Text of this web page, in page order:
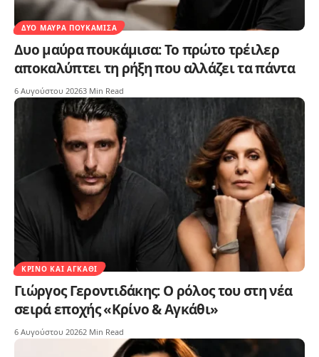
ΔΥΟ ΜΑΎΡΑ ΠΟΥΚΆΜΙΣΑ
Δυο μαύρα πουκάμισα: Το πρώτο τρέιλερ
αποκαλύπτει τη ρήξη που αλλάζει τα πάντα
6 Αυγούστου 20263 Min Read
ΚΡΊΝΟ ΚΑΙ ΑΓΚΆΘΙ
Γιώργος Γεροντιδάκης: Ο ρόλος του στη νέα
σειρά εποχής «Κρίνο & Αγκάθι»
6 Αυγούστου 20262 Min Read